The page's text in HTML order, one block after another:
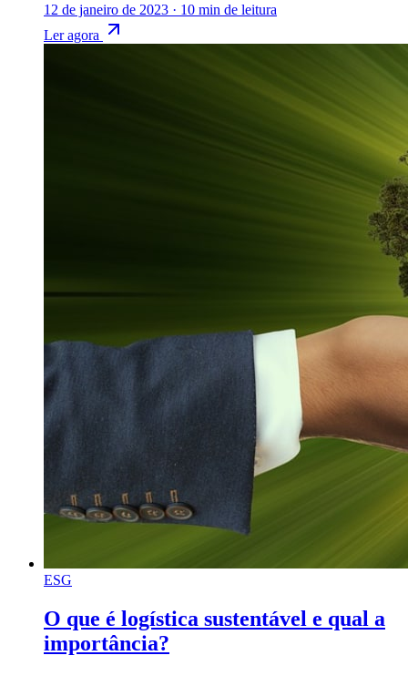
12 de janeiro de 2023 · 10 min de leitura
Ler agora
ESG
O que é logística sustentável e qual a
importância?